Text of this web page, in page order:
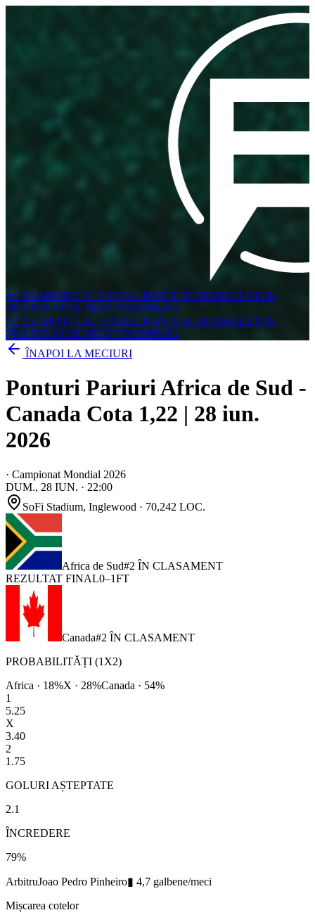
ACASAPONTURI FOTBALPONTURI TENISBILETUL
ZILEIBILETUL ZILEI TENISBLOG
ACASAPONTURI FOTBALPONTURI TENISBILETUL
ZILEIBILETUL ZILEI TENISBLOG
ÎNAPOI LA MECIURI
Ponturi Pariuri Africa de Sud -
Canada Cota 1,22 | 28 iun.
2026
· Campionat Mondial 2026
DUM., 28 IUN. · 22:00
SoFi Stadium, Inglewood · 70,242 LOC.
Africa de Sud#2 ÎN CLASAMENT
REZULTAT FINAL0–1FT
Canada#2 ÎN CLASAMENT
PROBABILITĂȚI (1X2)
Africa · 18%X · 28%Canada · 54%
1
5.25
X
3.40
2
1.75
GOLURI AȘTEPTATE
2.1
ÎNCREDERE
79%
ArbitruJoao Pedro Pinheiro▮ 4,7 galbene/meci
Mișcarea cotelor